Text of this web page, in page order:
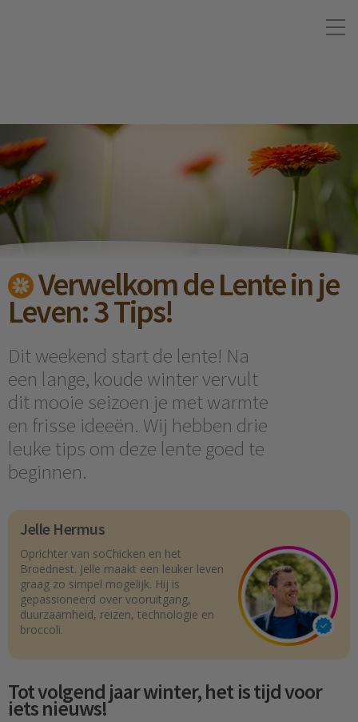
Verwelkom de Lente in je
Leven: 3 Tips!
Dit weekend start de lente! Na
een lange, koude winter vervult
dit mooie seizoen je met warmte
en frisse ideeën. Wij hebben drie
leuke tips om deze lente goed te
beginnen.
Jelle Hermus
Oprichter van soChicken en het
Broednest. Jelle maakt een leuker leven
graag zo simpel mogelijk. Hij is
gepassioneerd over vooruitgang,
duurzaamheid, reizen, technologie en
broccoli.
Tot volgend jaar winter, het is tijd voor
iets nieuws!